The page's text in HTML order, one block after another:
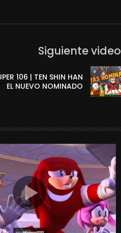
Siguiente video
106 | TEN SHIN HAN
EL NUEVO NOMINADO